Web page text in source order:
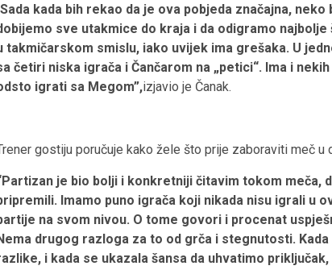
Sada kada bih rekao da je ova pobjeda značajna,
sve utakmice do kraja i da odigramo
takmičarskom smislu, iako uvijek ima grešaka. U
četiri niska igrača i Čančarom na „petici“. Ima i
igrati sa Megom”,izjavio je Čanak.
gostiju poručuje kako žele što prije zaboraviti meč u
je bio bolji i konkretniji čitavim tokom
Imamo puno igrača koji nikada nisu igrali u
na svom nivou. O tome govori i procenat
drugog razloga za to od grča i stegnutosti.
i kada se ukazala šansa da uhvatimo